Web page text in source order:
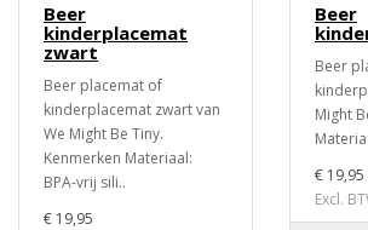
Beer
kinderplacemat
zwart
Beer placemat of
kinderplacemat zwart van
We Might Be Tiny.
Kenmerken Materiaal:
BPA-vrij sili..
€ 19,95
Beer
Beer
Might
€ 19,95
Excl.